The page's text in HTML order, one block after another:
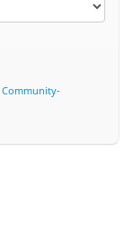
Community-